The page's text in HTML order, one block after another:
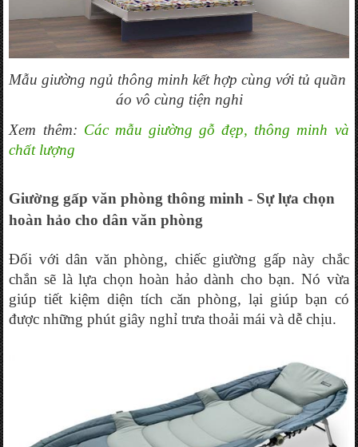
Mẫu giường ngủ thông minh kết hợp cùng với tủ quần
áo vô cùng tiện nghi
Xem thêm: Các mẫu giường gỗ đẹp, thông minh và
chất lượng
Giường gấp văn phòng thông minh - Sự lựa chọn
hoàn hảo cho dân văn phòng
Đối với dân văn phòng, chiếc giường gấp này chắc
chắn sẽ là lựa chọn hoàn hảo dành cho bạn. Nó vừa
giúp tiết kiệm diện tích căn phòng, lại giúp bạn có
được những phút giây nghỉ trưa thoải mái và dễ chịu.